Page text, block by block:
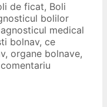
de ficat, Boli
bolilor
medical
bolnav, ce
, organe bolnave,